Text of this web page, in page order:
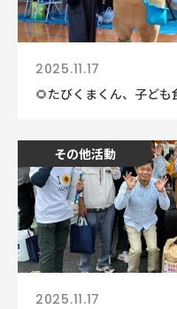
2025.11.17
🌻たびくまくん、子ど
その他活動
2025.11.17